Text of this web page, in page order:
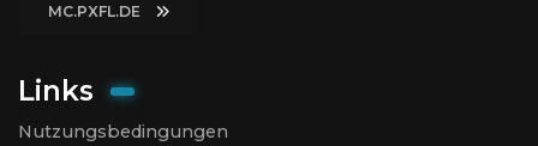
MC.PXFL.DE
Links
Nutzungsbedingungen